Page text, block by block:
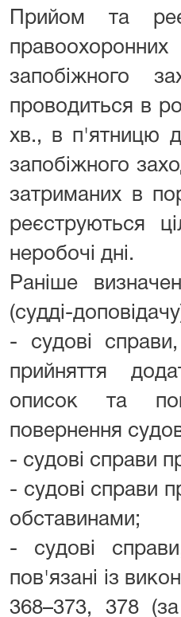
Прийом та
запобіжного
проводиться в
хв., в п'ятницю
запобіжного
затриманих в
реєструються
неробочі дні.
Раніше
(судді-
- судові
прийняття
описок та
повернення
- судові справи
- судові справи
обставинами;
- судові
пов'язані із
368–373, 378